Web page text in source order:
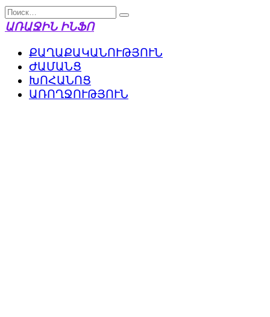
Перейти
к
Search
for:
ԱՌԱՋԻՆ ԻՆՖՈ
ՔԱՂԱՔԱԿԱՆՈՒԹՅՈՒՆ
ԺԱՄԱՆՑ
ԽՈՀԱՆՈՑ
ԱՌՈՂՋՈՒԹՅՈՒՆ